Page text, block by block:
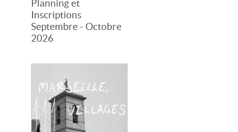
Planning et
Inscriptions
Septembre - Octobre
2026